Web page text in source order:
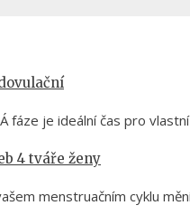
fáze je ideální čas pro
4 tváře ženy
menstruačním cyklu